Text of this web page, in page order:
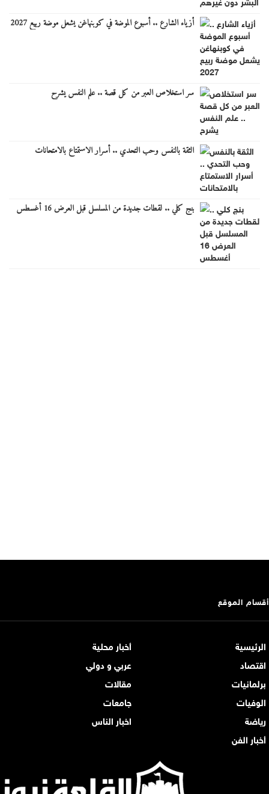
أزياء الشارع .. أسبوع الموضة في كوبنهاغن يشعل موضة ربيع 2027
سر استخلاص العبر من كل قصة .. علم النفس يشرح
الثقة بالنفس وحب التحدي .. أسرار الاستمتاع بالامتحانات
بنج كلي .. لقطات جديدة من المسلسل قبل العرض 16 أغسطس
أقسام الموقع
الرئيسية
أخبار محلية
اقتصاد
عربي و دولي
برلمانيات
مقالات
الوفيات
جامعات
رياضة
اخبار الناس
أخبار الفن